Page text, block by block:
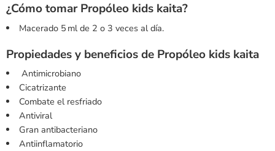
¿Cómo tomar Propóleo kids kaita?
Macerado 5 ml de 2 o 3 veces al día.
Propiedades y beneficios de Propóleo kids kaita
Antimicrobiano
Cicatrizante
Combate el resfriado
Antiviral
Gran antibacteriano
Antiinflamatorio